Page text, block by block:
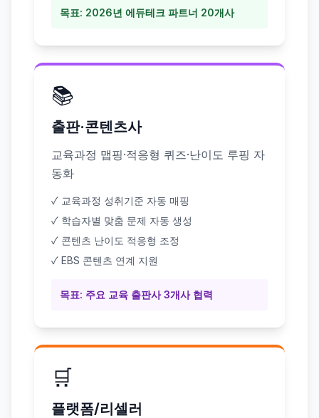
목표: 2026년 에듀테크 파트너 20개사
📚
출판·콘텐츠사
교육과정 맵핑·적응형 퀴즈·난이도 루핑 자
동화
✓ 교육과정 성취기준 자동 매핑
✓ 학습자별 맞춤 문제 자동 생성
✓ 콘텐츠 난이도 적응형 조정
✓ EBS 콘텐츠 연계 지원
목표: 주요 교육 출판사 3개사 협력
🛒
플랫폼/리셀러